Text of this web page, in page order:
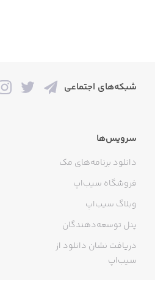
شبکه‌های اجتماعی
سرویس‌ها
دانلود برنامه‌های مک
فروشگاه سیب‌اپ
وبلاگ سیب‌اپ
پنل توسعه‌دهندگان
دریافت نشان دانلود از
سیب‌اپ